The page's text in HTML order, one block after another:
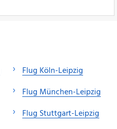
Flug Köln-Leipzig
Flug München-Leipzig
Flug Stuttgart-Leipzig